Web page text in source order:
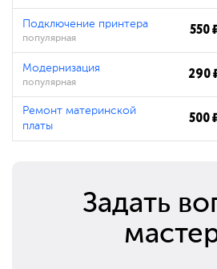
Подключение принтера
популярная 550
Модернизация
популярная 290
Ремонт материнской
платы
500
Задать